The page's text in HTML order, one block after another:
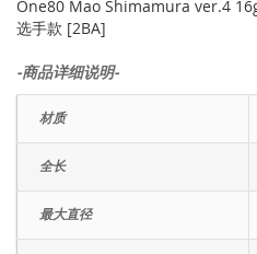
One80 Mao Shimamura ver.4
选手款 [2BA]
-商品详细说明-
材质
全长
最大直径